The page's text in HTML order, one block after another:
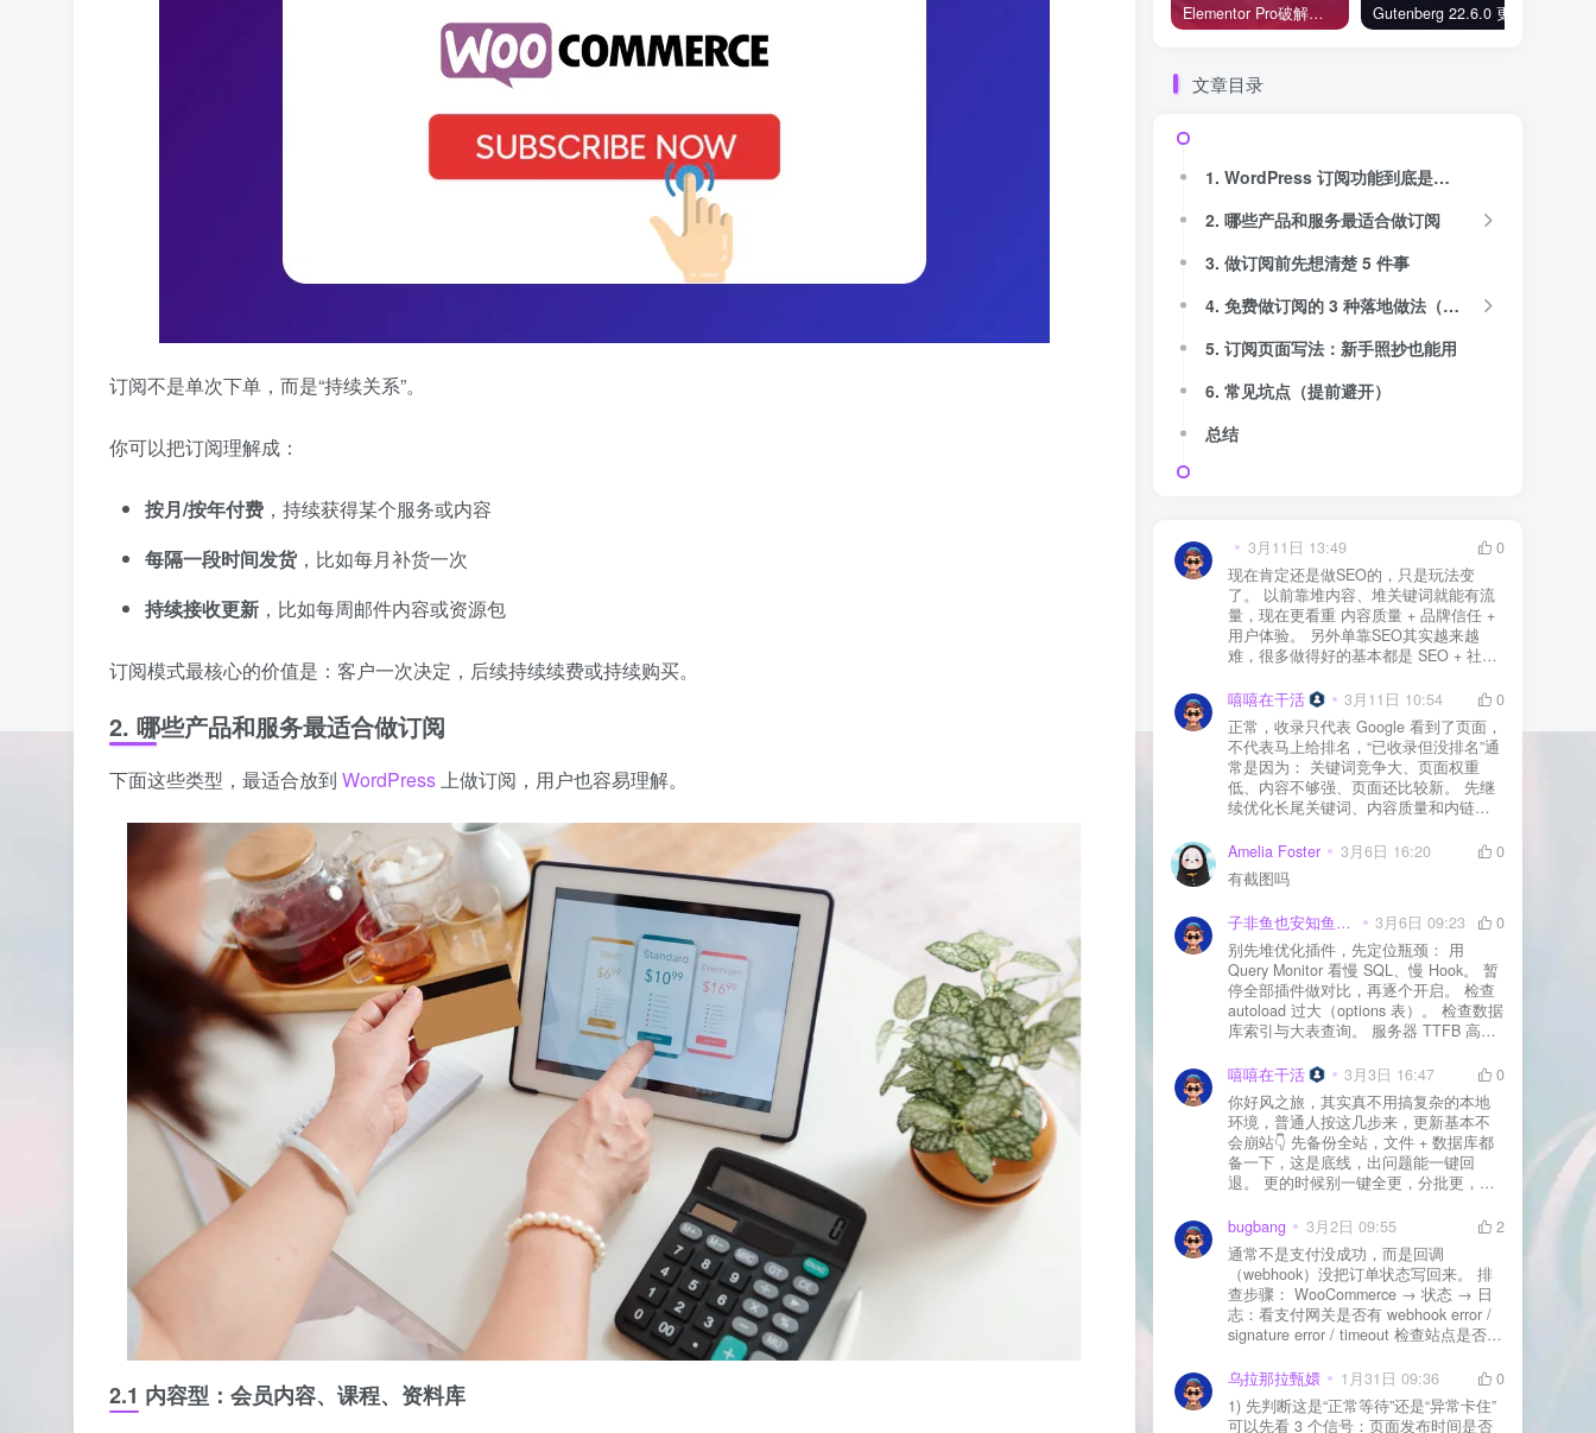
订阅不是单次下单，而是“持续关系”。
你可以把订阅理解成：
按月/按年付费 ，持续获得某个服务或内容
每隔一段时间发货，比如每月补货一次
持续接收更新 ，比如每周邮件内容或资源包
订阅模式最核心的价值是：客户一次决定，后续持续续费或持续购买。
2. 哪些产品和服务最适合做订阅
下面这些类型，最适合放到 WordPress上做订阅，用户也容易理解。
2.1 内容型：会员内容、课程、资料库
Elementor Pro破解版还能用吗？2026年常见风险与后果盘点
文章目录
1. WordPress 订阅功能到底是什么
2. 哪些产品和服务最适合做订阅
3. 做订阅前先想清楚 5 件事
4. 免费做订阅的 3 种落地做法（含步骤）
5. 订阅页面写法：新手照抄也能用
6. 常见坑点（提前避开）
总结
3月11日 13:49
0
现在肯定还是做SEO的，只是玩法变
了。 以前靠堆内容、堆关键词就能有流
量，现在更看重 内容质量 + 品牌信任 +
用户体验。 另外单靠SEO其实越来越
难，很多做得好的基本都是 SEO + 社媒
质还是一个长期获客渠道，但不能再当
成唯一渠道了。
嘻嘻在干活 3月11日 10:54
0
正常，收录只代表 Google 看到了页面，
不代表马上给排名，“已收录但没排名”通
常是因为： 关键词竞争大、页面权重
低、内容不够强、页面还比较新。 先继
续优化长尾关键词、内容质量和内链，
Amelia Foster
3月6日 16:20
0
有截图吗
子非鱼也安知鱼之乐 3月6日 09:23
0
别先堆优化插件，先定位瓶颈： 用
Query Monitor 看慢 SQL、慢 Hook。 暂
停全部插件做对比，再逐个开启。 检查
autoload 过大（options 表）。 检查数据
库索引与大表查询。 服务器 TTFB 高就
嘻嘻在干活
3月3日 16:47
0
你好风之旅，其实真不用搞复杂的本地
环境，普通人按这几步来，更新基本不
会崩站👇 先备份全站，文件 + 数据库都
备一下，这是底线，出问题能一键回
退。 更的时候别一键全更，分批更，先
立刻清缓存，去前台检查首页、文章
页、按钮、表单这些关键位置。 最好再
装个支持版本回滚的插件，万一崩了，
一秒切回旧版。 总结来说：先备份、分
批更、更完查、留退路，稳得很✅😎希望
能帮到你
bugbang 3月2日 09:55
2
通常不是支付没成功，而是回调
（webhook）没把订单状态写回来。 排
查步骤： WooCommerce → 状态 → 日
志：看支付网关是否有 webhook error /
signature error / timeout 检查站点是否被
全插件） 检查是否启用了“缓存结账页/接
口路径”（结账页和回调接口不应缓存）
看服务器错误日志是否有 500/致命错误
乌拉那拉甄嬛 1月31日 09:36
0
1) 先判断这是“正常等待”还是“异常卡住”
可以先看 3 个信号：页面发布时间是否